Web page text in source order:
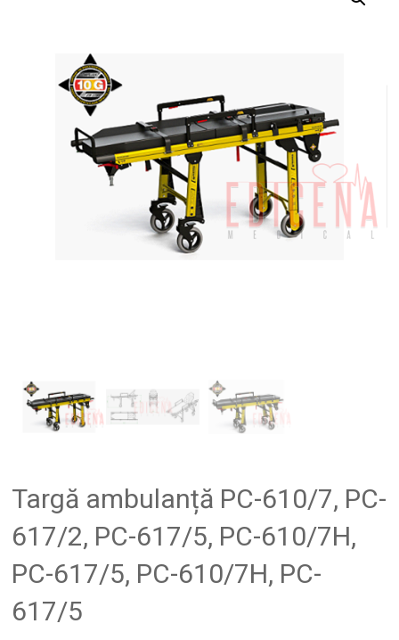
Targă ambulanță PC-610/7, PC-
617/2, PC-617/5, PC-610/7H,
PC-617/5, PC-610/7H, PC-
617/5